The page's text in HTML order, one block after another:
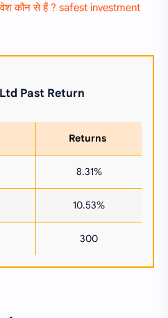
कौन से हैं ? safest investment
Past Return
Returns
8.31%
10.53%
300